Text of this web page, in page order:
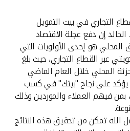
الآلي
التجاري في بيت التمويل
إن دفع عجلة الاقتصاد
هو إحدى الأولويات التي
عبر القطاع التجاري، حيث بلغ
المحلي خلال العام الماضي
دينار، ما يؤكد على نجاح "بيتك" في كسب
فيهم العملاء والموردين وذلك
الله تمكن من تحقيق هذه النتائج